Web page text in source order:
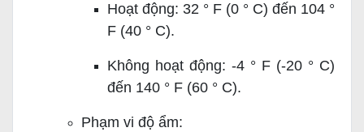
Hoạt động: 32 ° F (0 ° C) đến 104 °
F (40 ° C).
Không hoạt động: -4 ° F (-20 ° C)
đến 140 ° F (60 ° C).
Phạm vi độ ẩm: